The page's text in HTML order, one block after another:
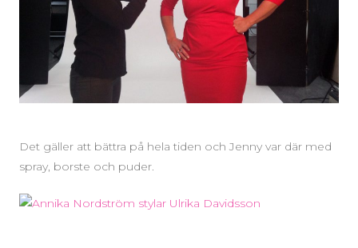
Det gäller att bättra på hela tiden och Jenny var där med
spray, borste och puder.